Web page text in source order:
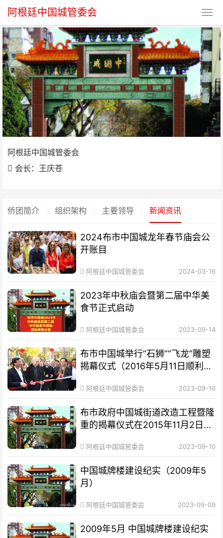
阿根廷中国城管委会
阿根廷中国城管委会
会长：王庆苍
侨团简介 组织架构 主要领导 新闻资讯
阿根廷中国城管委会
2024布市中国城龙年春节庙会公
开账目
阿根廷中国城管委会 2024-03-16
2023年中秋庙会暨第二届中华美
食节正式启动
阿根廷中国城管委会 2023-09-14
布市中国城举行“石狮”“飞龙”雕塑
揭幕仪式（2016年5月11日顺利举
阿根廷中国城管委会 2023-09-10
布市政府中国城街道改造工程暨隆
重的揭幕仪式在2015年11月2日顺
阿根廷中国城管委会 2023-09-10
中国城牌楼建设纪实（2009年5
月）
阿根廷中国城管委会 2023-09-09
2009年5月 中国城牌楼建设纪实